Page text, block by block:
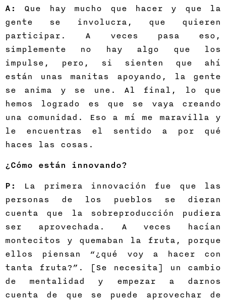
A:
Que hay mucho que hacer y que la
gente se involucra, que quieren
participar. A veces pasa eso,
simplemente no hay algo que los
impulse, pero, si sienten que ahí
están unas manitas apoyando, la gente
se anima y se une. Al final, lo que
hemos logrado es que se vaya creando
una comunidad. Eso a mí me maravilla y
le encuentras el sentido a por qué
haces las cosas.
¿Cómo están innovando?
P:
La primera innovación fue que las
personas de los pueblos se dieran
cuenta que la sobreproducción pudiera
ser aprovechada. A veces hacían
montecitos y quemaban la fruta, porque
ellos piensan “¿qué voy a hacer con
tanta fruta?”. [Se necesita] un cambio
de mentalidad y empezar a darnos
cuenta de que se puede aprovechar de